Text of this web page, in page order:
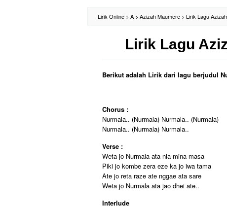
Lirik Online > A > Azizah Maumere > Lirik Lagu
Lirik Lagu
Berikut adalah Lirik dari lagu berjudul
Chorus :
Nurmala.. (Nurmala) Nurmala.. (Nurmala)
Nurmala.. (Nurmala) Nurmala..
Verse :
Weta jo Nurmala ata nia mina masa
Piki jo kombe zera eze ka jo iwa tama
Ate jo reta raze ate nggae ata sare
Weta jo Nurmala ata jao dhei ate..
Interlude